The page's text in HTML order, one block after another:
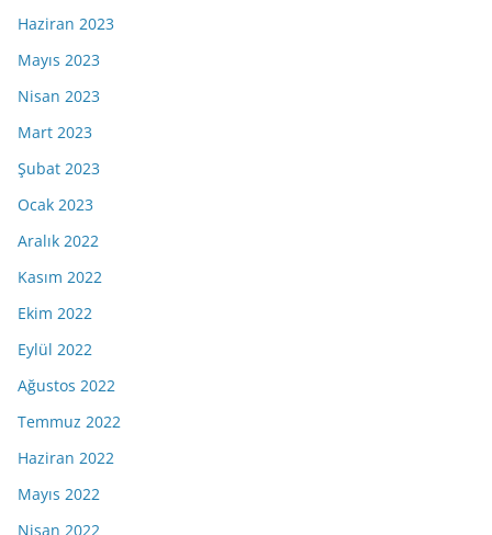
Haziran 2023
Mayıs 2023
Nisan 2023
Mart 2023
Şubat 2023
Ocak 2023
Aralık 2022
Kasım 2022
Ekim 2022
Eylül 2022
Ağustos 2022
Temmuz 2022
Haziran 2022
Mayıs 2022
Nisan 2022